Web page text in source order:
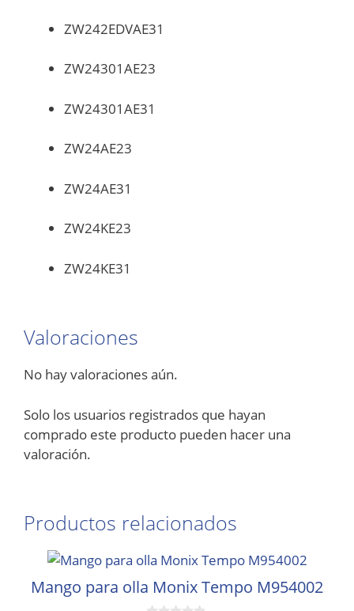
ZW242EDVAE31
ZW24301AE23
ZW24301AE31
ZW24AE23
ZW24AE31
ZW24KE23
ZW24KE31
Valoraciones
No hay valoraciones aún.
Solo los usuarios registrados que hayan
comprado este producto pueden hacer una
valoración.
Productos relacionados
Mango para olla Monix Tempo M954002